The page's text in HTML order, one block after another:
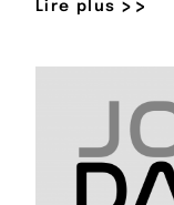
Lire plus